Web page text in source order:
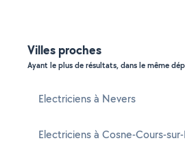
Villes proches
Ayant le plus de résultats, dans le même
Electriciens à Nevers
Electriciens à Cosne-Cours-